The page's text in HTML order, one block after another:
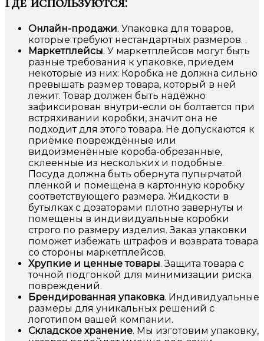
Онлайн-продажи. Упаковка для товаров,
которые требуют нестандартных размеров. .
Маркетплейсы. У маркетплейсов могут быть
разные требования к упаковке, приедем
некоторые из них: Коробка не должна сильно
превышать размер товара, который в ней
лежит. Товар должен быть надёжно
зафиксирован внутри-если он болтается при
встряхивании коробки, значит она не
подходит для этого товара. Не допускаются к
приёмке повреждённые или
видоизменённые короба-обрезанные,
склеенные из нескольких и подобные.
Посуда должна быть обернута пупырчатой
пленкой и помещена в картонную коробку
соответствующего размера. Жидкости в
бутылках с дозаторами плотно завернуты и
помещены в индивидуальные коробки
строго по размеру изделия. Заказ упаковки
поможет избежать штрафов и возврата товара
со стороны маркетплейсов.
Хрупкие и ценные товары. Защита товара с
точной подгонкой для минимизации риска
повреждений.
Брендированная упаковка. Индивидуальные
размеры для уникальных решений с
логотипом вашей компании.
Складское хранение. Мы изготовим упаковку,